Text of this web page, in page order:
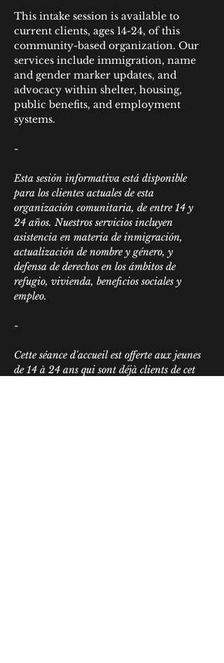
This intake session is available to
current clients, ages 14-24, of this
community-based organization. Our
services include immigration, name
and gender marker updates, and
advocacy within shelter, housing,
public benefits, and employment
systems.
-
Esta sesión informativa está disponible
para los clientes actuales de esta
organización comunitaria, de entre 14 y
24 años. Nuestros servicios incluyen
asistencia en materia de inmigración,
actualización de nombre y género, y
defensa de derechos en los ámbitos de
refugio, vivienda, beneficios sociales y
empleo.
-
Cette séance d'accueil est offerte aux jeunes
de 14 à 24 ans qui sont déjà clients de cet